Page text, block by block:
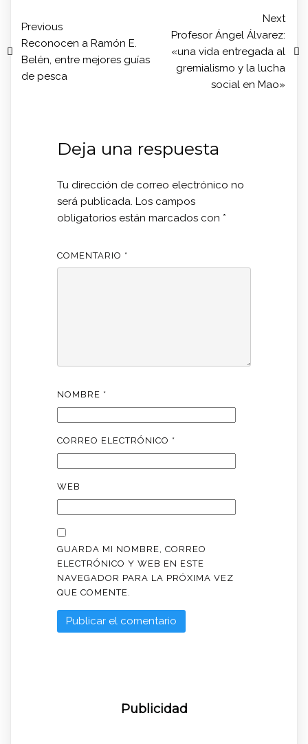
Previous
Reconocen a Ramón E.
Belén, entre mejores guías
de pesca
Next
Profesor Ángel Álvarez:
«una vida entregada al
gremialismo y la lucha
social en Mao»
Deja una respuesta
Tu dirección de correo electrónico no
será publicada. Los campos
obligatorios están marcados con *
COMENTARIO *
NOMBRE *
CORREO ELECTRÓNICO *
WEB
GUARDA MI NOMBRE, CORREO
ELECTRÓNICO Y WEB EN ESTE
NAVEGADOR PARA LA PRÓXIMA VEZ
QUE COMENTE.
Publicidad